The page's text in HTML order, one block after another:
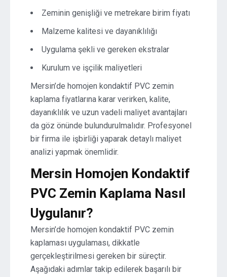
Zeminin genişliği ve metrekare birim fiyatı
Malzeme kalitesi ve dayanıklılığı
Uygulama şekli ve gereken ekstralar
Kurulum ve işçilik maliyetleri
Mersin’de homojen kondaktif PVC zemin
kaplama fiyatlarına karar verirken, kalite,
dayanıklılık ve uzun vadeli maliyet avantajları
da göz önünde bulundurulmalıdır. Profesyonel
bir firma ile işbirliği yaparak detaylı maliyet
analizi yapmak önemlidir.
Mersin Homojen Kondaktif
PVC Zemin Kaplama Nasıl
Uygulanır?
Mersin’de homojen kondaktif PVC zemin
kaplaması uygulaması, dikkatle
gerçekleştirilmesi gereken bir süreçtir.
Aşağıdaki adımlar takip edilerek başarılı bir